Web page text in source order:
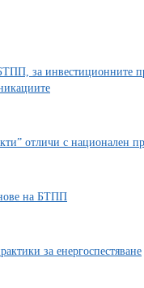
за инвестиционните
отличи с национален
на БТПП
за енергоспестяване